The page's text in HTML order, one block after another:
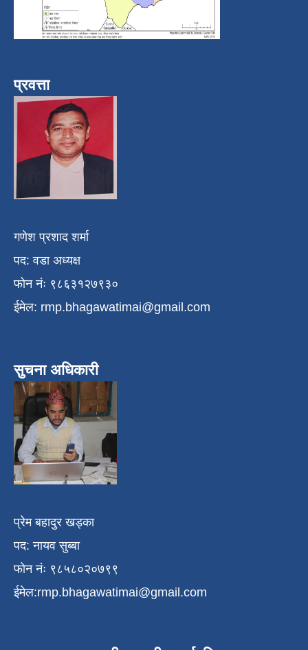
प्रवत्ता
गणेश प्रशाद शर्मा
पद: वडा अध्यक्ष
फोन नंः ९८६३१२७९३०
ईमेल: rmp.bhagawatimai@gmail.com
सुचना अधिकारी
प्रेम बहादुर खड्का
पद: नायव सुब्बा
फोन नंः ९८५८०२०७९९
ईमेल:rmp.bhagawatimai@gmail.com